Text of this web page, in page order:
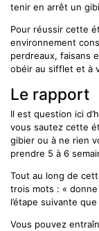
tenir en arrêt un
Pour réussir cette
environnement
perdreaux, faisans
obéir au sifflet et à
Le rapport
Il est question ici
vous sautez cette
gibier ou à ne rien
prendre 5 à 6
Tout au long de
trois mots : «
l’étape suivante
Vous pouvez